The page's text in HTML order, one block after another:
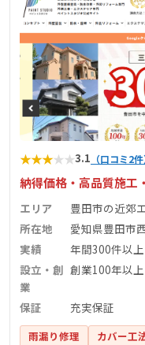
★★★★★3.1 （口コミ2件
納得価格・高品質施工
エリア
豊田市の近郊
所在地
愛知県豊田市
実績
年間300件以上
設立・創
業
創業100年以上
保証 充実保証
雨漏り修理 カバー工